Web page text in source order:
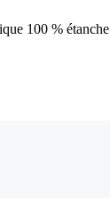
100 % étanche